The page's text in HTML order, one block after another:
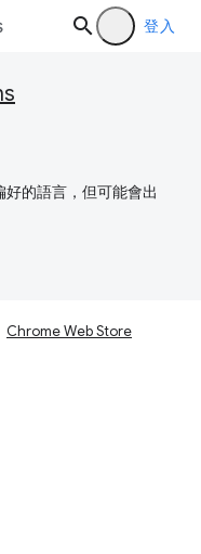
登入
的語言，但可能會出
Chrome Web Store